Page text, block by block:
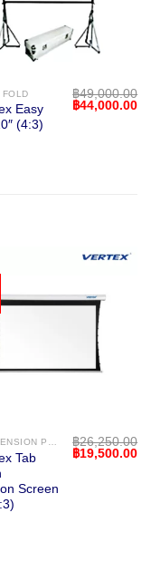
Easy
(4:3)
฿49,000.00
Original
price
฿44,000.00
Tab
Screen
฿26,250.00
Original
฿19,500.00